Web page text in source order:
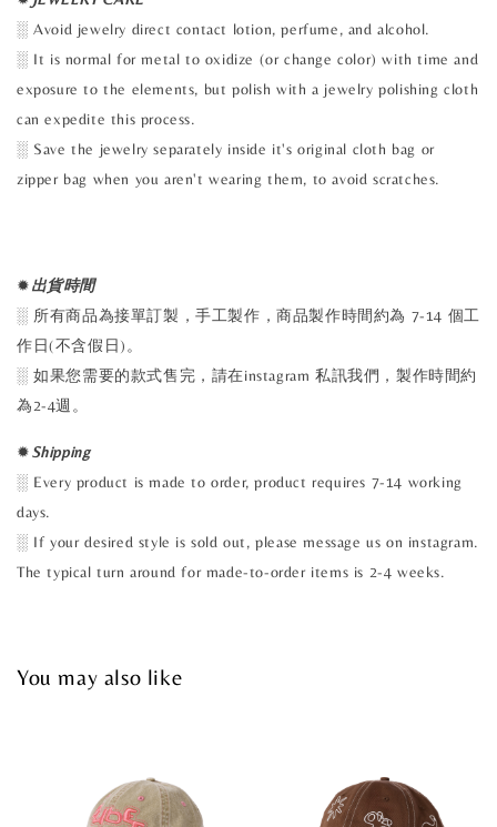
░ Avoid jewelry direct contact lotion, perfume, and alcohol.
░ It is normal for metal to oxidize (or change color) with time and
exposure to the elements, but polish with a jewelry polishing cloth
can expedite this process.
░ Save the jewelry separately inside it's original cloth bag or
zipper bag when you aren't wearing them, to avoid scratches.
✹出貨時間
░ 所有商品為接單訂製，手工製作，商品製作時間約為 7-14 個工
作日(不含假日)。
░ 如果您需要的款式售完，請在instagram 私訊我們，製作時間約
為2-4週。
✹Shipping
░ Every product is made to order, product requires 7-14 working
days.
░ If your desired style is sold out, please message us on instagram.
The typical turn around for made-to-order items is 2-4 weeks.
You may also like